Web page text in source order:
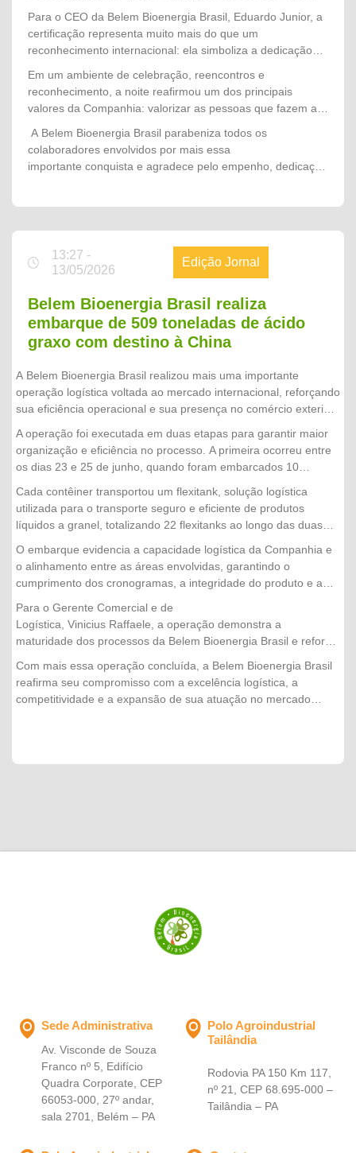
todo o processo de auditoria. Seu trabalho, aliado ao
empenho de diversas equipes, foi determinante para o
sucesso de mais essa importante etapa da certificação.
Para o CEO da Belem Bioenergia Brasil, Eduardo Junior, a
certificação representa muito mais do que um
reconhecimento internacional: ela simboliza a dedicação
Companhia. "Cada certificação conquistada é resultado do
trabalho, da competência e do comprometimento das
nossas pessoas. A manutenção da certificação RSPO
demonstra que sustentabilidade, excelência operacional e
responsabilidade fazem parte da nossa cultura e orientam
cada decisão que tomamos. Esta conquista pertence a
Em um ambiente de celebração, reencontros e
reconhecimento, a noite reafirmou um dos principais
valores da Companhia: valorizar as pessoas que fazem a
momento simbolizou o orgulho de fazer parte de uma
organização que acredita no trabalho em equipe, investe
no desenvolvimento de seus profissionais e segue
A Belem Bioenergia Brasil parabeniza todos os
colaboradores envolvidos por mais essa
importante conquista e agradece pelo empenho, dedicação
13:27 -
13/05/2026
Edição Jornal
Belem Bioenergia Brasil realiza
embarque de 509 toneladas de ácido
graxo com destino à China
A Belem Bioenergia Brasil realizou mais uma importante
operação logística voltada ao mercado internacional, reforçando
sua eficiência operacional e sua presença no comércio exterior.
toneladas de ácido graxo, com destino à China.
A operação foi executada em duas etapas para garantir maior
organização e eficiência no processo. A primeira ocorreu entre
os dias 23 e 25 de junho, quando foram embarcados 10
junho, 1º e 2 de julho, com o envio de mais 12 contêineres,
concluindo a operação com sucesso.
Cada contêiner transportou um flexitank, solução logística
utilizada para o transporte seguro e eficiente de produtos
líquidos a granel, totalizando 22 flexitanks ao longo das duas
O embarque evidencia a capacidade logística da Companhia e
o alinhamento entre as áreas envolvidas, garantindo o
cumprimento dos cronogramas, a integridade do produto e a
Para o Gerente Comercial e de
Logística, Vinicius Raffaele, a operação demonstra a
maturidade dos processos da Belem Bioenergia Brasil e reforça
externo. "Cada embarque representa muito mais do que a
movimentação de um produto. É o resultado do trabalho
integrado entre nossas equipes, do planejamento logístico e do
Com mais essa operação concluída, a Belem Bioenergia Brasil
reafirma seu compromisso com a excelência logística, a
competitividade e a expansão de sua atuação no mercado
Sede Administrativa
Av. Visconde de Souza
Franco nº 5, Edifício
Quadra Corporate, CEP
66053-000, 27º andar,
sala 2701, Belém – PA
Polo Agroindustrial
Tailândia
Rodovia PA 150 Km 117,
nº 21, CEP 68.695-000 –
Tailândia – PA